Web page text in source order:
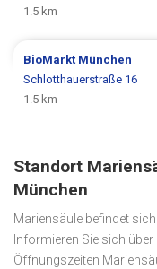
1.5 km
BioMarkt München
Schlotthauerstraße 16
1.5 km
Standort
München
Mariensäule befindet
Informieren Sie sich
Öffnungszeiten